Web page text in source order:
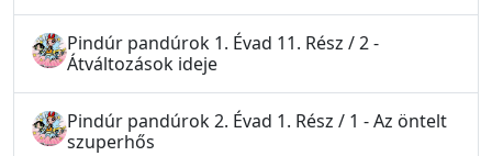
Pindúr pandúrok 1. Évad 11. Rész / 2 -
Átváltozások ideje
Pindúr pandúrok 2. Évad 1. Rész / 1 - Az öntelt
szuperhős